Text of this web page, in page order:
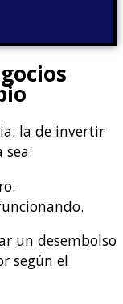
la de invertir
un desembolso
según el